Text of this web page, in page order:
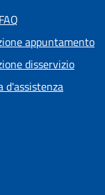
appuntamento
disservizio
d'assistenza